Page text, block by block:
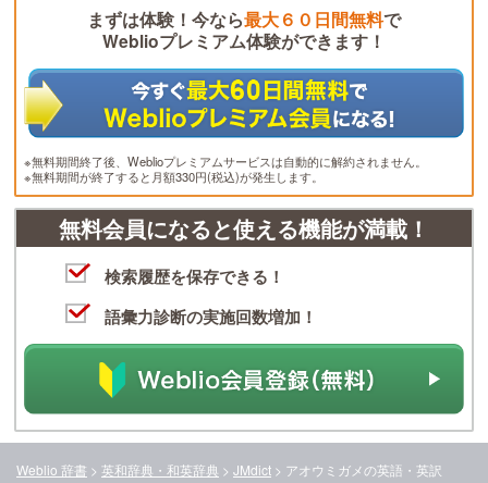
まずは体験！今なら最大６０日間無料で
Weblioプレミアム体験ができます！
※無料期間終了後、Weblioプレミアムサービスは自動的に解約されません。
※無料期間が終了すると月額330円(税込)が発生します。
無料会員になると使える機能が満載！
検索履歴を保存できる！
語彙力診断の実施回数増加！
Weblio 辞書 > 英和辞典・和英辞典 > JMdict > アオウミガメの英語・英訳